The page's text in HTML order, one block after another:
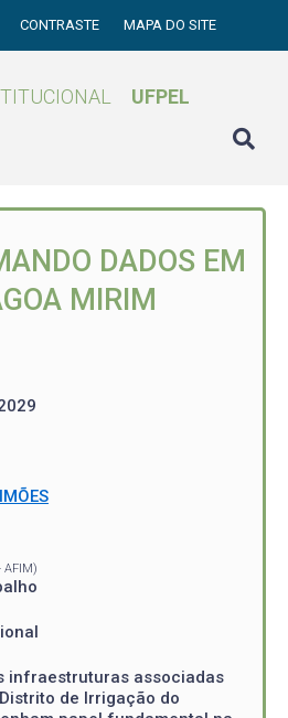
CONTRASTE MAPA DO SITE
UFPEL
DADOS EM
MIRIM
AFIM)
infraestruturas associadas
de Irrigação do